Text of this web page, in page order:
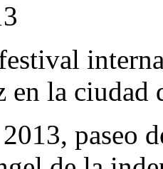
en la ciudad
paseo